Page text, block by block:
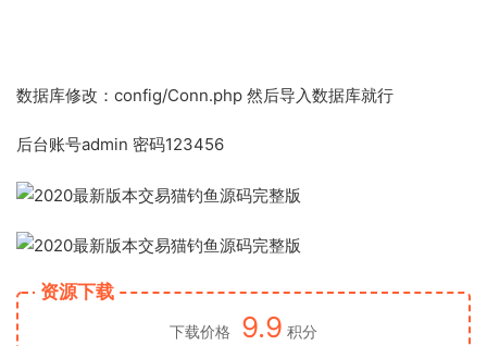
数据库修改：config/Conn.php 然后导入数据库就行
后台账号admin 密码123456
资源下载
下载价格 9.9 积分